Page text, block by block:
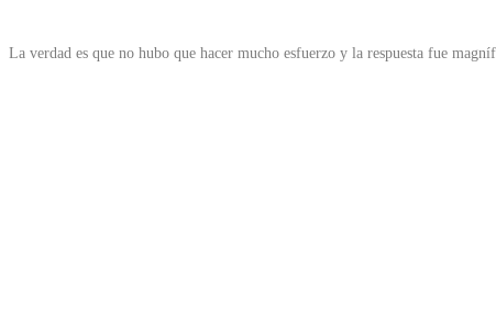
La verdad es que no hubo que hacer mucho esfuerzo y la respuesta fue